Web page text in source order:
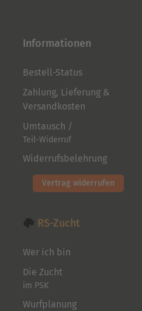
Informationen
Bestell-Status
Zahlung, Lieferung &
Versandkosten
Umtausch /
Teil-Widerruf
Widerrufsbelehrung
Vertrag widerrufen
RS-Zucht
Wer ich bin
Die Zucht
im PSK
Wurfplanung